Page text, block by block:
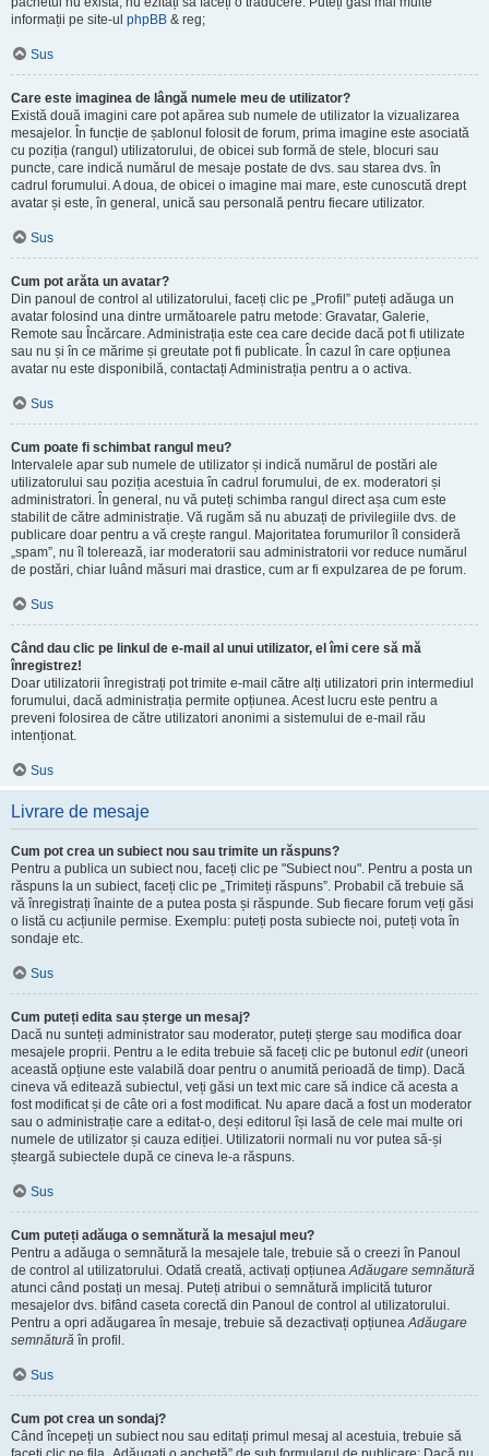
informații pe site-ul phpBB & reg;
Sus
Care este imaginea de lângă numele meu de utilizator?
Există două imagini care pot apărea sub numele de utilizator la vizualizarea
mesajelor. În funcție de șablonul folosit de forum, prima imagine este asociată
cu poziția (rangul) utilizatorului, de obicei sub formă de stele, blocuri sau
puncte, care indică numărul de mesaje postate de dvs. sau starea dvs. în
cadrul forumului. A doua, de obicei o imagine mai mare, este cunoscută drept
avatar și este, în general, unică sau personală pentru fiecare utilizator.
Sus
Cum pot arăta un avatar?
Din panoul de control al utilizatorului, faceți clic pe „Profil” puteți adăuga un
avatar folosind una dintre următoarele patru metode: Gravatar, Galerie,
Remote sau Încărcare. Administrația este cea care decide dacă pot fi utilizate
sau nu și în ce mărime și greutate pot fi publicate. În cazul în care opțiunea
avatar nu este disponibilă, contactați Administrația pentru a o activa.
Sus
Cum poate fi schimbat rangul meu?
Intervalele apar sub numele de utilizator și indică numărul de postări ale
utilizatorului sau poziția acestuia în cadrul forumului, de ex. moderatori și
administratori. În general, nu vă puteți schimba rangul direct așa cum este
stabilit de către administrație. Vă rugăm să nu abuzați de privilegiile dvs. de
publicare doar pentru a vă crește rangul. Majoritatea forumurilor îl consideră
„spam”, nu îl tolerează, iar moderatorii sau administratorii vor reduce numărul
de postări, chiar luând măsuri mai drastice, cum ar fi expulzarea de pe forum.
Sus
Când dau clic pe linkul de e-mail al unui utilizator, el îmi cere să mă
înregistrez!
Doar utilizatorii înregistrați pot trimite e-mail către alți utilizatori prin intermediul
forumului, dacă administrația permite opțiunea. Acest lucru este pentru a
preveni folosirea de către utilizatori anonimi a sistemului de e-mail rău
intenționat.
Sus
Livrare de mesaje
Cum pot crea un subiect nou sau trimite un răspuns?
Pentru a publica un subiect nou, faceți clic pe "Subiect nou". Pentru a posta un
răspuns la un subiect, faceți clic pe „Trimiteți răspuns”. Probabil că trebuie să
vă înregistrați înainte de a putea posta și răspunde. Sub fiecare forum veți găsi
o listă cu acțiunile permise. Exemplu: puteți posta subiecte noi, puteți vota în
sondaje etc.
Sus
Cum puteți edita sau șterge un mesaj?
Dacă nu sunteți administrator sau moderator, puteți șterge sau modifica doar
mesajele proprii. Pentru a le edita trebuie să faceți clic pe butonul edit(uneori
această opțiune este valabilă doar pentru o anumită perioadă de timp). Dacă
cineva vă editează subiectul, veți găsi un text mic care să indice că acesta a
fost modificat și de câte ori a fost modificat. Nu apare dacă a fost un moderator
sau o administrație care a editat-o, deși editorul își lasă de cele mai multe ori
numele de utilizator și cauza ediției. Utilizatorii normali nu vor putea să-și
șteargă subiectele după ce cineva le-a răspuns.
Sus
Cum puteți adăuga o semnătură la mesajul meu?
Pentru a adăuga o semnătură la mesajele tale, trebuie să o creezi în Panoul
de control al utilizatorului. Odată creată, activați opțiuneaAdăugare semnătură
atunci când postați un mesaj. Puteți atribui o semnătură implicită tuturor
mesajelor dvs. bifând caseta corectă din Panoul de control al utilizatorului.
Pentru a opri adăugarea în mesaje, trebuie să dezactivați opțiuneaAdăugare
semnătură în profil.
Sus
Cum pot crea un sondaj?
Când începeți un subiect nou sau editați primul mesaj al acestuia, trebuie să